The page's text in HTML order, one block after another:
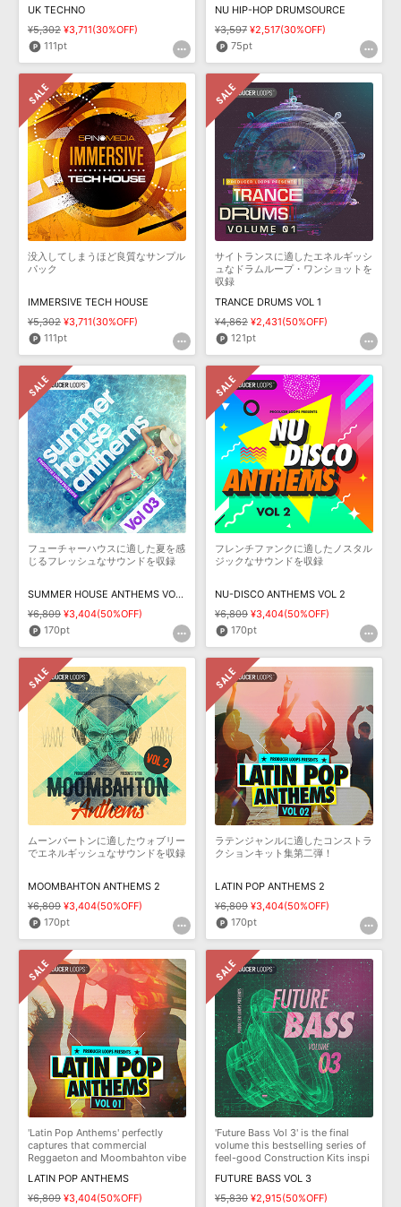
UK TECHNO
¥5,302 ¥3,711(30%OFF)
111pt
NU HIP-HOP DRUMSOURCE
¥3,597 ¥2,517(30%OFF)
75pt
没入してしまうほど良質なサンプル
パック
IMMERSIVE TECH HOUSE
¥5,302 ¥3,711(30%OFF)
111pt
サイトランスに適したエネルギッシ
ュなドラムループ・ワンショットを
収録
TRANCE DRUMS VOL 1
¥4,862 ¥2,431(50%OFF)
121pt
フューチャーハウスに適した夏を感
じるフレッシュなサウンドを収録
SUMMER HOUSE ANTHEMS VOL 3
¥6,809 ¥3,404(50%OFF)
170pt
フレンチファンクに適したノスタル
ジックなサウンドを収録
NU-DISCO ANTHEMS VOL 2
¥6,809 ¥3,404(50%OFF)
170pt
ムーンバートンに適したウォブリー
でエネルギッシュなサウンドを収録
MOOMBAHTON ANTHEMS 2
¥6,809 ¥3,404(50%OFF)
170pt
ラテンジャンルに適したコンストラ
クションキット集第二弾！
LATIN POP ANTHEMS 2
¥6,809 ¥3,404(50%OFF)
170pt
'Latin Pop Anthems' perfectly
captures that commercial
Reggaeton and Moombahton vibe
LATIN POP ANTHEMS
¥6,809 ¥3,404(50%OFF)
'Future Bass Vol 3' is the final
volume this bestselling series of
feel-good Construction Kits inspi
FUTURE BASS VOL 3
¥5,830 ¥2,915(50%OFF)